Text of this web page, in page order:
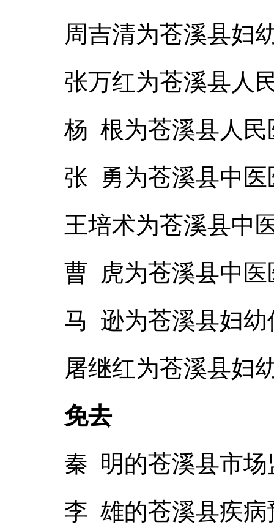
周吉清为苍溪县妇
张万红为苍溪县人
杨 根为苍溪县人民
张 勇为苍溪县中医
王培术为苍溪县中
曹 虎为苍溪县中医
马 逊为苍溪县妇幼
屠继红为苍溪县妇
免去
秦 明的苍溪县市场
李 雄的苍溪县疾